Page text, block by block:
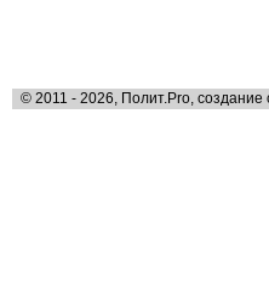
© 2011 - 2026, Полит.Pro, создание